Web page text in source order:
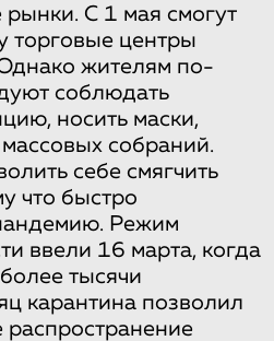
C 1 мая смогут
торговые центры
жителям по-
соблюдать
носить маски,
собраний.
себе смягчить
что быстро
Режим
ввели 16 марта, когда
тысячи
карантина позволил